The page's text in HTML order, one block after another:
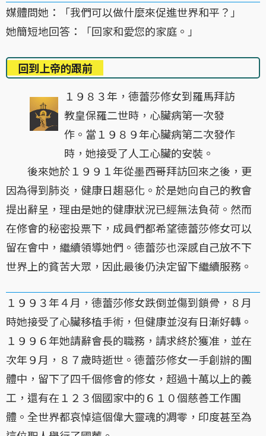
媒體問她：「我們可以做什麼來促進世界和平？」
她簡短地回答：「回家和愛您的家庭。」
回到上帝的跟前
１９８３年，德蕾莎修女到羅馬拜訪
教皇保羅二世時，心臟病第一次發
作。當１９８９年心臟病第二次發作
時，她接受了人工心臟的安裝。
後來她於１９９１年從墨西哥拜訪回來之後，更
因為得到肺炎，健康日趨惡化。於是她向自己的教會
提出辭呈，理由是她的健康狀況已經無法負荷。然而
在修會的秘密投票下，成員們都希望德蕾莎修女可以
留在會中，繼續領導她們。德蕾莎也深感自己放不下
世界上的貧苦大眾，因此最後仍決定留下繼續服務。
１９９３年４月，德蕾莎修女跌倒並傷到鎖骨，８月
時她接受了心臟移植手術，但健康並沒有日漸好轉。
１９９６年她請辭會長的職務，請求終於獲准，並在
次年９月，８７歲時逝世。德蕾莎修女一手創辦的團
體中，留下了四千個修會的修女，超過十萬以上的義
工，還有在１２３個國家中的６１０個慈善工作團
體。全世界都哀悼這個偉大靈魂的凋零，印度甚至為